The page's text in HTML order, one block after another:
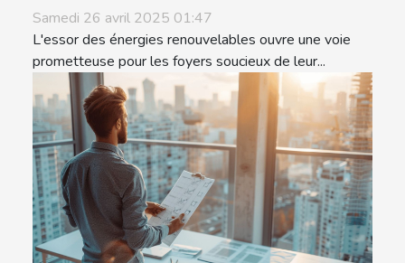
Samedi 26 avril 2025 01:47
L'essor des énergies renouvelables ouvre une voie
prometteuse pour les foyers soucieux de leur...